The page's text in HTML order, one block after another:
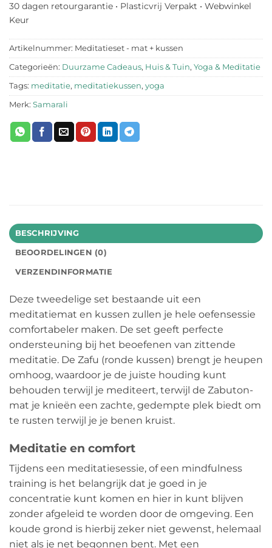
30 dagen retourgarantie • Plasticvrij Verpakt • Webwinkel
Keur
Artikelnummer: Meditatieset - mat + kussen
Categorieën: Duurzame Cadeaus, Huis & Tuin, Yoga & Meditatie
Tags: meditatie, meditatiekussen, yoga
Merk: Samarali
BESCHRIJVING
BEOORDELINGEN (0)
VERZENDINFORMATIE
Deze tweedelige set bestaande uit een
meditatiemat en kussen zullen je hele oefensessie
comfortabeler maken. De set geeft perfecte
ondersteuning bij het beoefenen van zittende
meditatie. De Zafu (ronde kussen) brengt je heupen
omhoog, waardoor je de juiste houding kunt
behouden terwijl je mediteert, terwijl de Zabuton-
mat je knieën een zachte, gedempte plek biedt om
te rusten terwijl je je benen kruist.
Meditatie en comfort
Tijdens een meditatiesessie, of een mindfulness
training is het belangrijk dat je goed in je
concentratie kunt komen en hier in kunt blijven
zonder afgeleid te worden door de omgeving. Een
koude grond is hierbij zeker niet gewenst, helemaal
niet als je net begonnen bent. Met een